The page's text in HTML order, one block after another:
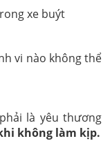
xe buýt
vi nào không thể
là yêu thương
không làm kịp.